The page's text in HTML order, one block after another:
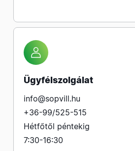
Ügyfélszolgálat
info@sopvill.hu
+36-99/525-515
Hétfőtől péntekig
7:30-16:30